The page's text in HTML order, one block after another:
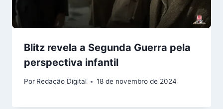
Blitz revela a Segunda Guerra pela
perspectiva infantil
Por Redação Digital 18 de novembro de 2024